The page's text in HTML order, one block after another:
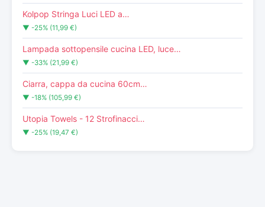
Kolpop Stringa Luci LED a…
▼ -25% (11,99 €)
Lampada sottopensile cucina LED, luce…
▼ -33% (21,99 €)
Ciarra, cappa da cucina 60cm…
▼ -18% (105,99 €)
Utopia Towels - 12 Strofinacci…
▼ -25% (19,47 €)